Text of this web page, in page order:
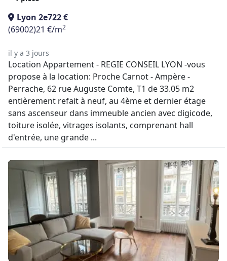
Lyon 2e722 €
(69002)21 €/m2
il y a 3 jours
Location Appartement - REGIE CONSEIL LYON -vous
propose à la location: Proche Carnot - Ampère -
Perrache, 62 rue Auguste Comte, T1 de 33.05 m2
entièrement refait à neuf, au 4ème et dernier étage
sans ascenseur dans immeuble ancien avec digicode,
toiture isolée, vitrages isolants, comprenant hall
d'entrée, une grande ...